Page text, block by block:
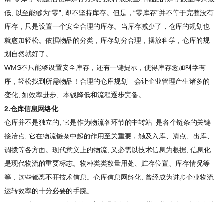
低, 以至能够为“零”, 即不坚持库存。但是，“零库存”并不等于完整没有
库存，只是设置一个安全合理的库存。当库存减少了，仓库的规划也
就愈加轻松。依据物品的分类，库存划分合理，摆放科学，仓库的规
划自然就好了。
WMS不只能够设置安全库存，还有一键提示，使得库存愈加科学有
序，轻松找到所需物品！合理的仓库规划，会让企业管理产生诸多的
变化, 如效率进步、本钱降低和流程逐步完备。
2.仓库信息网络化
仓库并不是独立的, 它是作为物流各环节的中转站, 是各个链条的关键
接洽点, 它在物流链条中起的作用至关重要，触及入库、清点、出库、
调拨等各方面。现代意义上的物流, 又必需以技术信息为根据, 信息化
是现代物流的重要标志。物种类类数量用处、贮存位置、库存情况等
等，这些都离不开技术信息。仓库信息网络化, 曾经成为进步企业物流
运转效率的十分必要的手腕。